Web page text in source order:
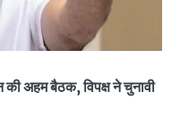
अहम बैठक, विपक्ष ने चुनावी